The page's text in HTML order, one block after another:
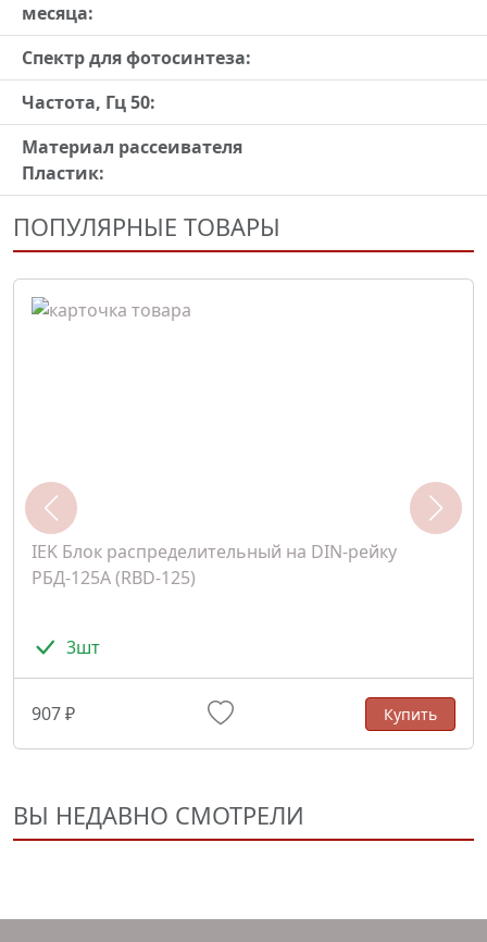
месяца:
Спектр для фотосинтеза:
Частота, Гц 50:
Материал рассеивателя
Пластик:
ПОПУЛЯРНЫЕ ТОВАРЫ
IEK Блок распределительный на DIN-рейку
РБД-125А (RBD-125)
3шт
907 ₽ Купить
ВЫ НЕДАВНО СМОТРЕЛИ